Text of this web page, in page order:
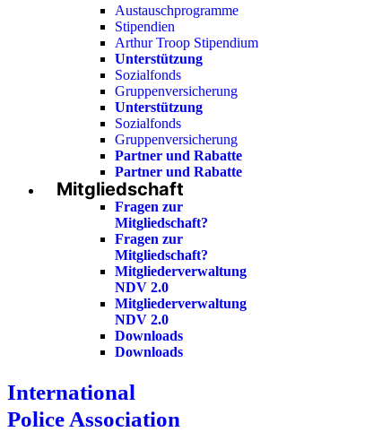
Austauschprogramme
Stipendien
Arthur Troop Stipendium
Unterstützung
Sozialfonds
Gruppenversicherung
Unterstützung
Sozialfonds
Gruppenversicherung
Partner und Rabatte
Partner und Rabatte
Mitgliedschaft
Fragen zur
Mitgliedschaft?
Fragen zur
Mitgliedschaft?
Mitgliederverwaltung
NDV 2.0
Mitgliederverwaltung
NDV 2.0
Downloads
Downloads
International
Police Association